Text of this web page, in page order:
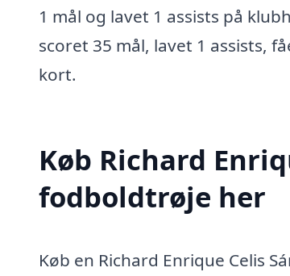
1 mål og lavet 1 assists på
scoret 35 mål, lavet 1 assists,
kort.
Køb Richard
fodboldtrøje her
Køb en Richard Enrique Celis